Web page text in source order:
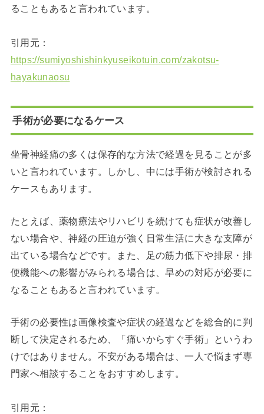
ることもあると言われています。
引用元：
https://sumiyoshishinkyuseikotuin.com/zakotsu-
hayakunaosu
手術が必要になるケース
坐骨神経痛の多くは保存的な方法で経過を見ることが多
いと言われています。しかし、中には手術が検討される
ケースもあります。
たとえば、薬物療法やリハビリを続けても症状が改善し
ない場合や、神経の圧迫が強く日常生活に大きな支障が
出ている場合などです。また、足の筋力低下や排尿・排
便機能への影響がみられる場合は、早めの対応が必要に
なることもあると言われています。
手術の必要性は画像検査や症状の経過などを総合的に判
断して決定されるため、「痛いからすぐ手術」というわ
けではありません。不安がある場合は、一人で悩まず専
門家へ相談することをおすすめします。
引用元：